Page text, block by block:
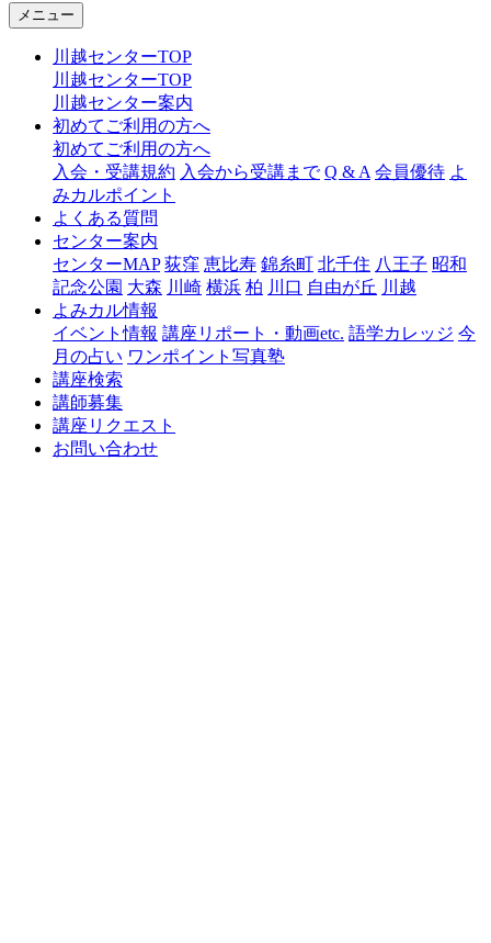
メニュー
川越センターTOP
川越センターTOP
川越センター案内
初めてご利用の方へ
初めてご利用の方へ
入会・受講規約 入会から受講まで Q & A 会員優待 よ
みカルポイント
よくある質問
センター案内
センターMAP 荻窪 恵比寿 錦糸町 北千住 八王子 昭和
記念公園 大森 川崎 横浜 柏 川口 自由が丘 川越
よみカル情報
イベント情報 講座リポート・動画etc. 語学カレッジ 今
月の占い ワンポイント写真塾
講座検索
講師募集
講座リクエスト
お問い合わせ